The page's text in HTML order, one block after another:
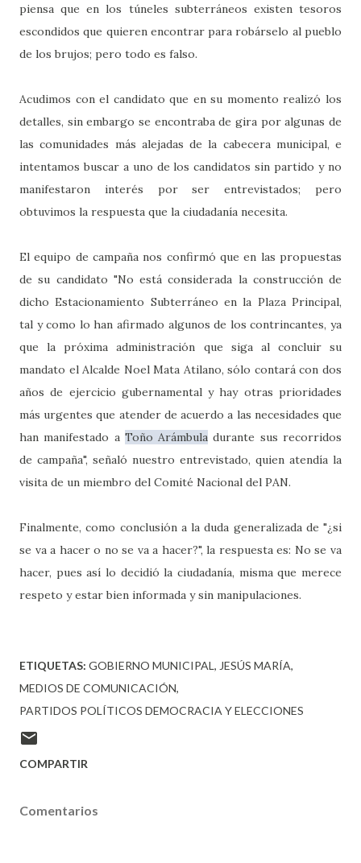
piensa que en los túneles subterráneos existen tesoros
escondidos que quieren encontrar para robárselo al pueblo
de los brujos; pero todo es falso.
Acudimos con el candidato que en su momento realizó los
detalles, sin embargo se encontraba de gira por algunas de
las comunidades más alejadas de la cabecera municipal, e
intentamos buscar a uno de los candidatos sin partido y no
manifestaron interés por ser entrevistados; pero
obtuvimos la respuesta que la ciudadanía necesita.
El equipo de campaña nos confirmó que en las propuestas
de su candidato "No está considerada la construcción de
dicho Estacionamiento Subterráneo en la Plaza Principal,
tal y como lo han afirmado algunos de los contrincantes, ya
que la próxima administración que siga al concluir su
mandato el Alcalde Noel Mata Atilano, sólo contará con dos
años de ejercicio gubernamental y hay otras prioridades
más urgentes que atender de acuerdo a las necesidades que
han manifestado a Toño Arámbula durante sus recorridos
de campaña", señaló nuestro entrevistado, quien atendía la
visita de un miembro del Comité Nacional del PAN.
Finalmente, como conclusión a la duda generalizada de "¿si
se va a hacer o no se va a hacer?", la respuesta es: No se va
hacer, pues así lo decidió la ciudadanía, misma que merece
respeto y estar bien informada y sin manipulaciones.
ETIQUETAS: GOBIERNO MUNICIPAL
JESÚS MARÍA
MEDIOS DE COMUNICACIÓN
PARTIDOS POLÍTICOS DEMOCRACIA Y ELECCIONES
COMPARTIR
Comentarios